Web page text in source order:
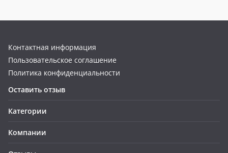
Контактная информация
Пользовательское соглашение
Политика конфиденциальности
Оставить отзыв
Категории
Компании